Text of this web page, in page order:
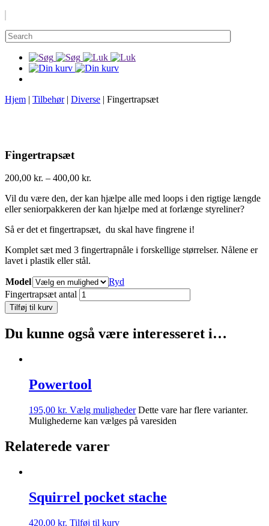
Hjem | Tilbehør| Diverse | Fingertrapsæt
Fingertrapsæt
200,00 kr. – 400,00 kr.
Vil du være den, der kan hjælpe alle med loops i den rigtige længde
eller seniorpakkeren der kan hjælpe med at forlænge styreliner?
Så er det et fingertrapsæt, du skal have fingrene i!
Komplet sæt med 3 fingertrapnåle i forskellige størrelser. Nålene er
lavet i plastik eller stål.
Model
Ryd
Fingertrapsæt antal
Tilføj til kurv
Du kunne også være interesseret i…
Powertool
195,00 kr. Vælg muligheder Dette vare har flere varianter.
Mulighederne kan vælges på varesiden
Relaterede varer
Squirrel pocket stache
420,00 kr. Tilføj til kurv